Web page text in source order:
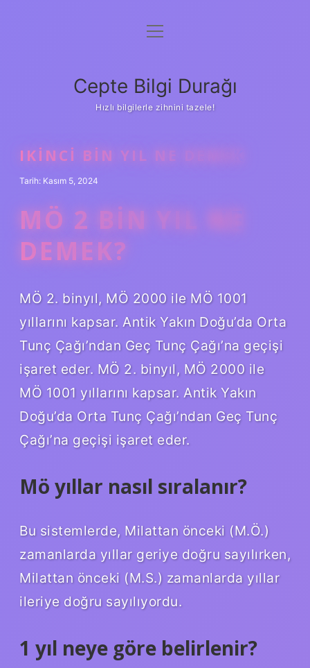
Anasayfa
Yasal Uyarı
menüyü
Cepte Bilgi Durağı
Hızlı bilgilerle zihnini tazele!
IKINCI BIN YIL NE DEMEK
Tarih: Kasım 5, 2024
MÖ 2 BIN YIL NE
DEMEK?
MÖ 2. binyıl, MÖ 2000 ile MÖ 1001
yıllarını kapsar. Antik Yakın Doğu’da Orta
Tunç Çağı’ndan Geç Tunç Çağı’na geçişi
işaret eder. MÖ 2. binyıl, MÖ 2000 ile
MÖ 1001 yıllarını kapsar. Antik Yakın
Doğu’da Orta Tunç Çağı’ndan Geç Tunç
Çağı’na geçişi işaret eder.
Mö yıllar nasıl sıralanır?
Bu sistemlerde, Milattan önceki (M.Ö.)
zamanlarda yıllar geriye doğru sayılırken,
Milattan önceki (M.S.) zamanlarda yıllar
ileriye doğru sayılıyordu.
1 yıl neye göre belirlenir?